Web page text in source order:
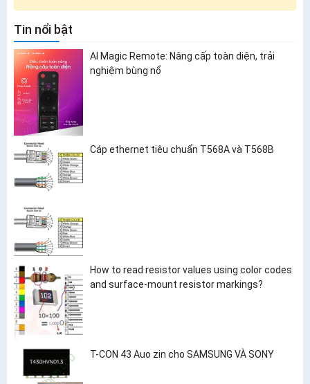
Tin nổi bật
AI Magic Remote: Nâng cấp toàn diện, trải
nghiệm bùng nổ
Cáp ethernet tiêu chuẩn T568A và T568B
How to read resistor values using color codes
and surface-mount resistor markings?
T-CON 43 Auo zin cho SAMSUNG VÀ SONY